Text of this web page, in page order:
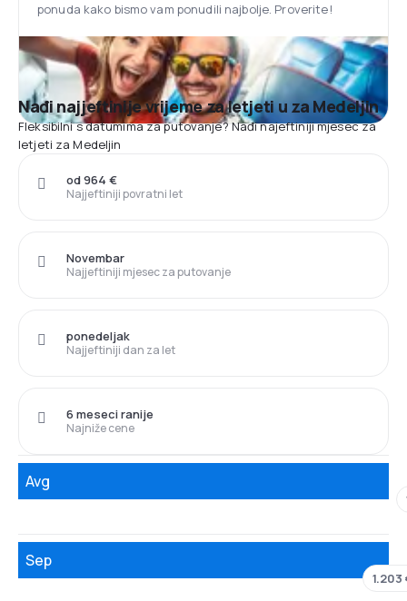
ponuda kako bismo vam ponudili najbolje. Proverite!
Nađi najjeftinije vrijeme za letjeti u za Medeljin
Fleksibilni s datumima za putovanje? Nađi najeftiniji mjesec za
letjeti za Medeljin
Najjeftiniji povratni let
od 964 €
Najjeftiniji mjesec za putovanje
Novembar
Najjeftiniji dan za let
ponedeljak
Najniže cene
6 meseci ranije
Avg
Sep
1.203